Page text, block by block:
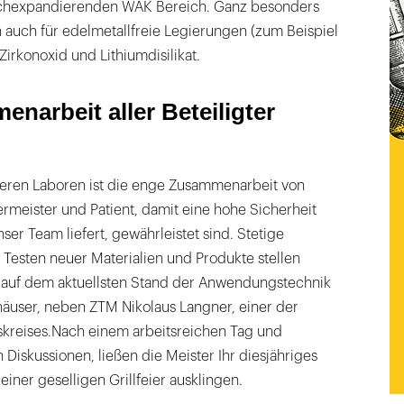
WAK Bereich. Ganz besonders
für edelmetallfreie Legierungen (zum Beispiel
und Lithiumdisilikat.
aller Beteiligter
Laboren ist die enge Zusammenarbeit von
und Patient, damit eine hohe Sicherheit
Team liefert, gewährleistet sind. Stetige
neuer Materialien und Produkte stellen
dem aktuellsten Stand der Anwendungstechnik
neben ZTM Nikolaus Langner, einer der
einem arbeitsreichen Tag und
ließen die Meister Ihr diesjähriges
geselligen Grillfeier ausklingen.